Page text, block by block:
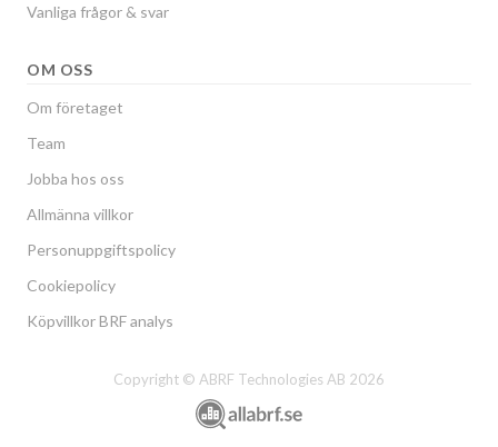
Vanliga frågor & svar
OM OSS
Om företaget
Team
Jobba hos oss
Allmänna villkor
Personuppgiftspolicy
Cookiepolicy
Köpvillkor BRF analys
Copyright © ABRF Technologies AB 2026